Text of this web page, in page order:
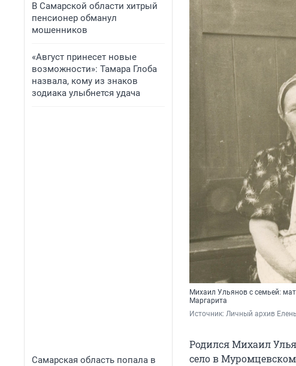
В Самарской области хитрый
пенсионер обманул
мошенников
«Август принесет новые
возможности»: Тамара Глоба
назвала, кому из знаков
зодиака улыбнется удача
Самарская область попала в
Михаил Ульянов с семьей:
Маргарита
Источник: Личный архив
Родился Михаил
село в